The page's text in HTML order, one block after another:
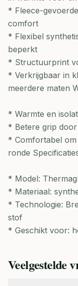
* Fleece-
comfort
* Flexibel
beperkt
* Structuurprint
* Verkrijgbaar in
meerdere maten
* Warmte en
* Betere grip
* Comfortabel
ronde
* Model:
* Materiaal:
* Technologie:
stof
* Geschikt voor:
Veelgestelde